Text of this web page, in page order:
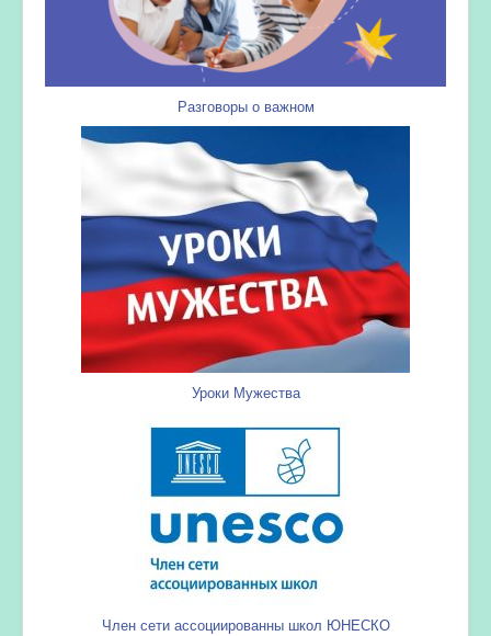
Разговоры о важном
Уроки Мужества
Член сети ассоциированны школ ЮНЕСКО